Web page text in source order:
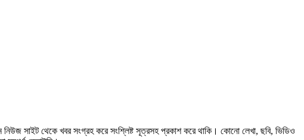
নিউজ সাইট থেকে খবর সংগ্রহ করে সংশ্লিষ্ট সূত্রসহ প্রকাশ করে থাকি। কোনো লেখা, ছবি, ভিডিও